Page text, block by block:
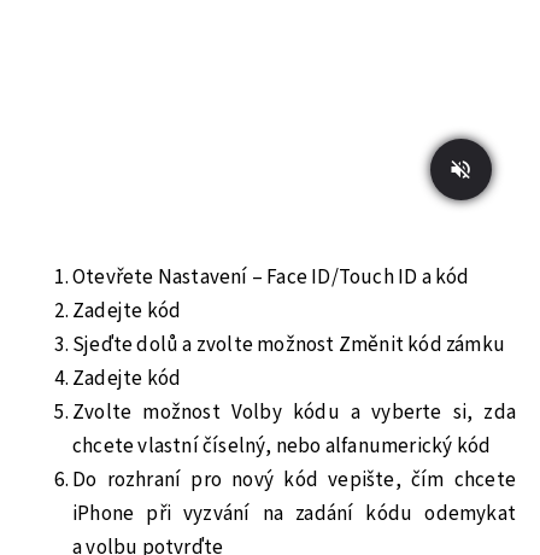
Otevřete Nastavení – Face ID/Touch ID a kód
Zadejte kód
Sjeďte dolů a zvolte možnost Změnit kód zámku
Zadejte kód
Zvolte možnost Volby kódu a vyberte si, zda
chcete vlastní číselný, nebo alfanumerický kód
Do rozhraní pro nový kód vepište, čím chcete
iPhone při vyzvání na zadání kódu odemykat
a volbu potvrďte